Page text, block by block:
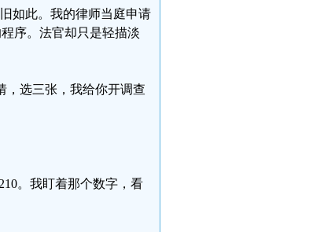
如此。我的律师当庭申请
序。法官却只是轻描淡
，选三张，我给你开调查
。我盯着那个数字，看